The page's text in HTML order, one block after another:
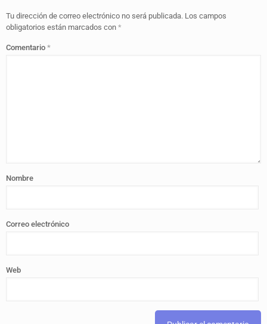
Tu dirección de correo electrónico no será publicada. Los campos
obligatorios están marcados con *
Comentario *
Nombre
Correo electrónico
Web